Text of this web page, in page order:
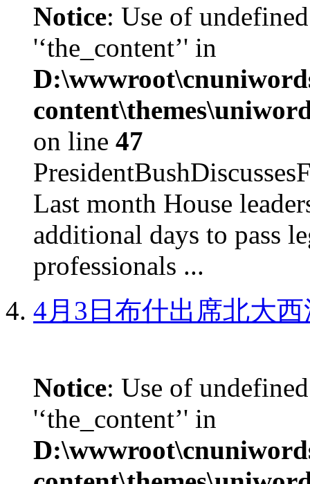
Notice: Use of
'‘the_content’' in
on line 47
Last month House
additional days to pass
professionals ...
4月3日布什出席北大
Notice: Use of
'‘the_content’' in